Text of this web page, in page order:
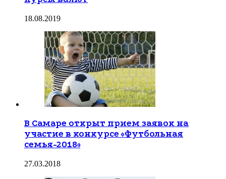
18.08.2019
В Самаре открыт прием заявок на
участие в конкурсе «Футбольная
семья-2018»
27.03.2018